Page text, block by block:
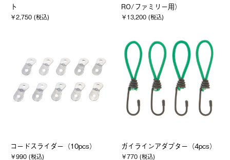
ト
￥2,750 (税込)
RO/ファミリー用）
￥13,200 (税込)
コードスライダー（10pcs）
￥990 (税込)
ガイラインアダプター（4pcs）
￥770 (税込)